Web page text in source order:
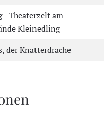
- Theaterzelt am
Kleinedling
der Knatterdrache